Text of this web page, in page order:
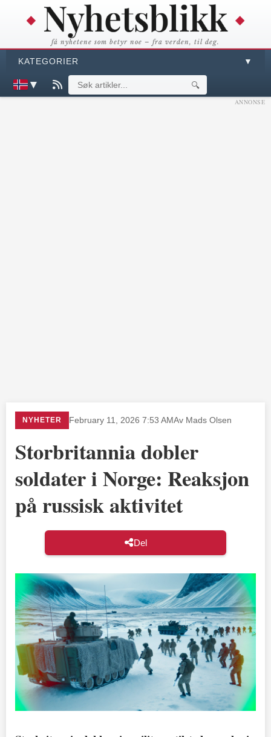
få nyhetene som betyr noe – fra verden, til deg.
KATEGORIER ▼
▼ 🔍
ANNONSE
NYHETER February 11, 2026 7:53 AMAv Mads Olsen
Storbritannia dobler
soldater i Norge: Reaksjon
på russisk aktivitet
Del